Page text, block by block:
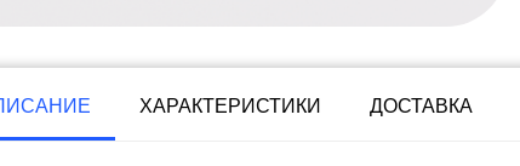
ХАРАКТЕРИСТИКИ ДОСТАВКА